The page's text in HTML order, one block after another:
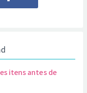
itens antes de